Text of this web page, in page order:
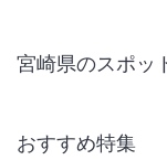
宮崎県のスポッ
おすすめ特集